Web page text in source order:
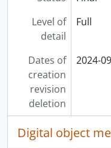
Level of
detail
Full
Dates of
creation
revision
deletion
2024-
Digital object